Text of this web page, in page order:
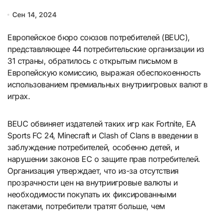
Сен 14, 2024
Европейское бюро союзов потребителей (BEUC),
представляющее 44 потребительские организации из
31 страны, обратилось с открытым письмом в
Европейскую комиссию, выражая обеспокоенность
использованием премиальных внутриигровых валют в
играх.
BEUC обвиняет издателей таких игр как Fortnite, EA
Sports FC 24, Minecraft и Clash of Clans в введении в
заблуждение потребителей, особенно детей, и
нарушении законов ЕС о защите прав потребителей.
Организация утверждает, что из-за отсутствия
прозрачности цен на внутриигровые валюты и
необходимости покупать их фиксированными
пакетами, потребители тратят больше, чем